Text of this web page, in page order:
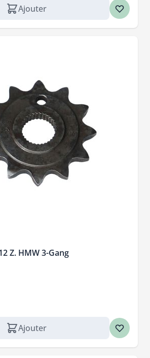
Ajouter
Z. HMW 3-Gang
Ajouter